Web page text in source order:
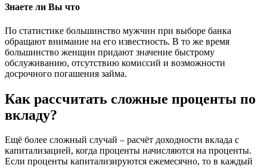
Знаете ли Вы что
По статистике большинство мужчин при выборе банка
обращают внимание на его известность. В то же время
большинство женщин придают значение быстрому
обслуживанию, отсутствию комиссий и возможности
досрочного погашения займа.
Как рассчитать сложные проценты по
вкладу?
Ещё более сложный случай – расчёт доходности вклада с
капитализацией, когда проценты начисляются на проценты.
Если проценты капитализируются ежемесячно, то в каждый